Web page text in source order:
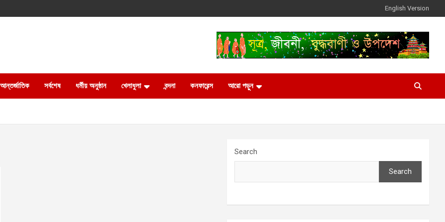
English Version
আন্তর্জাতিক সর্বশেষ ধর্মীয় অনুষ্ঠান খেলাধুলা বন্দনা কনফারেন্স আরো পড়ুন
Search
Search